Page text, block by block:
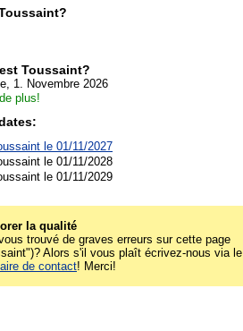
Toussaint?
1. Novembre 2026
plus!
le 01/11/2027
le 01/11/2028
le 01/11/2029
la qualité
trouvé de graves erreurs sur cette page
Alors s'il vous plaît écrivez-nous via le
de contact! Merci!